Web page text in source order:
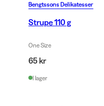
Bengtssons Delikatesser
Strupe 110 g
One Size
65 kr
I lager